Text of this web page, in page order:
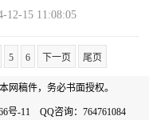
15 11:08:05
5 6 下一页 尾页
网稿件，务必书面授权。
号-11 QQ咨询：764761084